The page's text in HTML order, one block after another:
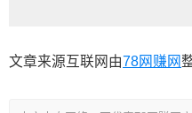
文章来源互联网由78网赚网